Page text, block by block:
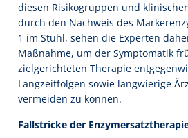
diesen Risikogruppen und
durch den Nachweis des
1 im Stuhl, sehen die Experten
Maßnahme, um der Symptomatik
zielgerichteten Therapie
Langzeitfolgen sowie langwierige
vermeiden zu können.
Fallstricke der